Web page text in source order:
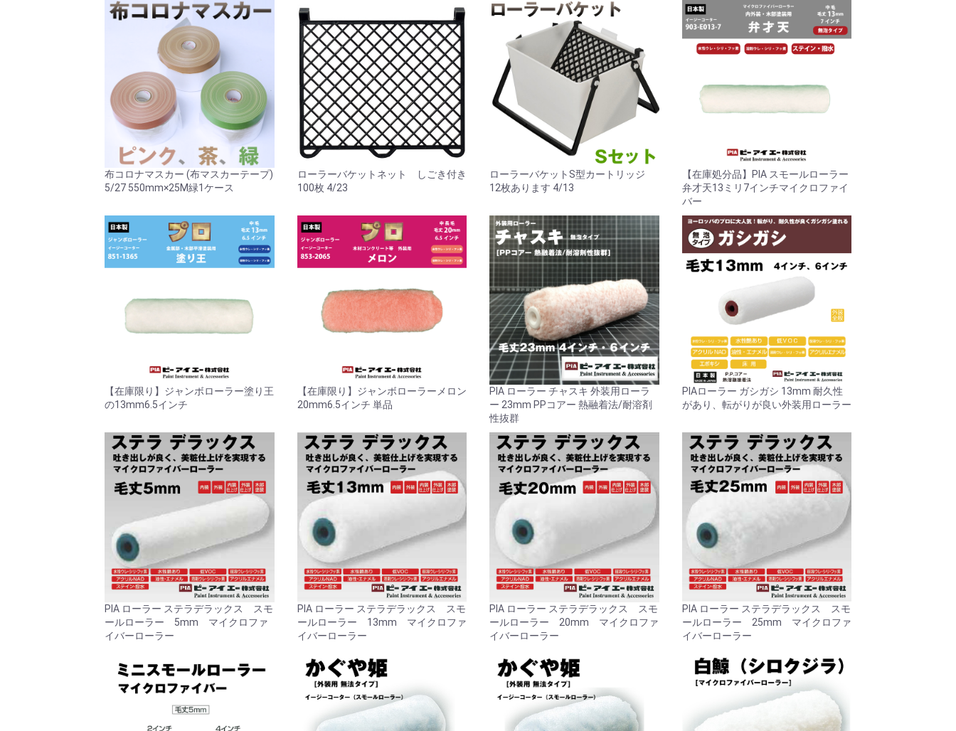
カートへ進む
布コロナマスカー (布マスカーテープ)
5/27 550mm×25M緑1ケース
ローラーバケットネット しごき付き
100枚 4/23
ローラーバケットS型カートリッジ
12枚あります 4/13
【在庫処分品】PIA スモールローラー
弁才天13ミリ7インチマイクロファイ
バー
【在庫限り】ジャンボローラー塗り王
の13mm6.5インチ
【在庫限り】ジャンボローラーメロン
20mm6.5インチ 単品
PIA ローラー チャスキ 外装用ローラ
ー 23mm PPコアー 熱融着法/耐溶剤
性抜群
PIAローラー ガシガシ 13mm 耐久性
があり、転がりが良い外装用ローラー
PIA ローラー ステラデラックス スモ
ールローラー 5mm マイクロファ
イバーローラー
PIA ローラー ステラデラックス スモ
ールローラー 13mm マイクロファ
イバーローラー
PIA ローラー ステラデラックス スモ
ールローラー 20mm マイクロファ
イバーローラー
PIA ローラー ステラデラックス スモ
ールローラー 25mm マイクロファ
イバーローラー